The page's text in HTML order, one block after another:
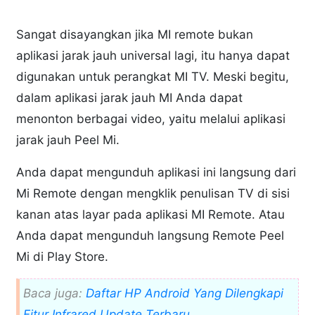
Sangat disayangkan jika MI remote bukan
aplikasi jarak jauh universal lagi, itu hanya dapat
digunakan untuk perangkat MI TV. Meski begitu,
dalam aplikasi jarak jauh MI Anda dapat
menonton berbagai video, yaitu melalui aplikasi
jarak jauh Peel Mi.
Anda dapat mengunduh aplikasi ini langsung dari
Mi Remote dengan mengklik penulisan TV di sisi
kanan atas layar pada aplikasi MI Remote. Atau
Anda dapat mengunduh langsung Remote Peel
Mi di Play Store.
Baca juga: Daftar HP Android Yang Dilengkapi